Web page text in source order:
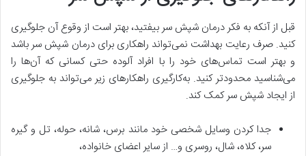
قبل از آنکه به فکر درمان شپش سر بیفتید، بهتر است از وقوع آن جلوگیری
کنید. صرف رعایت بهداشت نمی‌تواند راهکاری برای درمان شپش سر باشد
و بهتر است تماس‌های خود را با افراد آلوده حتی کسانی که آن‌ها را
می‌شناسید محدودتر کنید. به‌کارگیری راهکارهای زیر می‌تواند به جلوگیری
از ایجاد شپش سر کمک کند.
جدا کردن وسایل شخصی خود مانند برس، شانه، حوله، تل و گیره
سر، کلاه، شال، روسری و… از سایر اعضای خانواده،